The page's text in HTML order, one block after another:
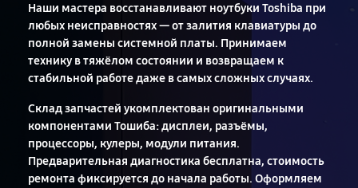
Наши мастера восстанавливают ноутбуки Toshiba при
любых неисправностях — от залития клавиатуры до
полной замены системной платы. Принимаем
технику в тяжёлом состоянии и возвращаем к
стабильной работе даже в самых сложных случаях.
Склад запчастей укомплектован оригинальными
компонентами Тошиба: дисплеи, разъёмы,
процессоры, кулеры, модули питания.
Предварительная диагностика бесплатна, стоимость
ремонта фиксируется до начала работы. Оформляем